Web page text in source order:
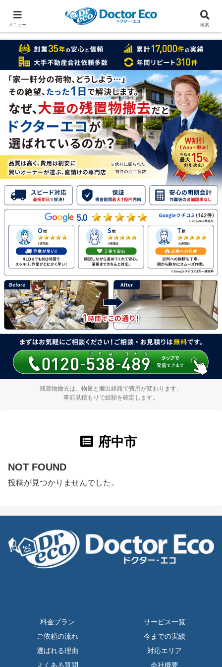
家をまるごと片付けたいなら
実績数１万7000件のドクターエコ
残置物撤去は、物量と搬出経路で費用が変わります。
事前見積もりで総額を確定します。
府中市
NOT FOUND
投稿が見つかりませんでした。
料金プラン
サービス一覧
ご依頼の流れ
今までの実績
選ばれる理由
対応エリア
よくある質問
会社概要
メニュー 検索